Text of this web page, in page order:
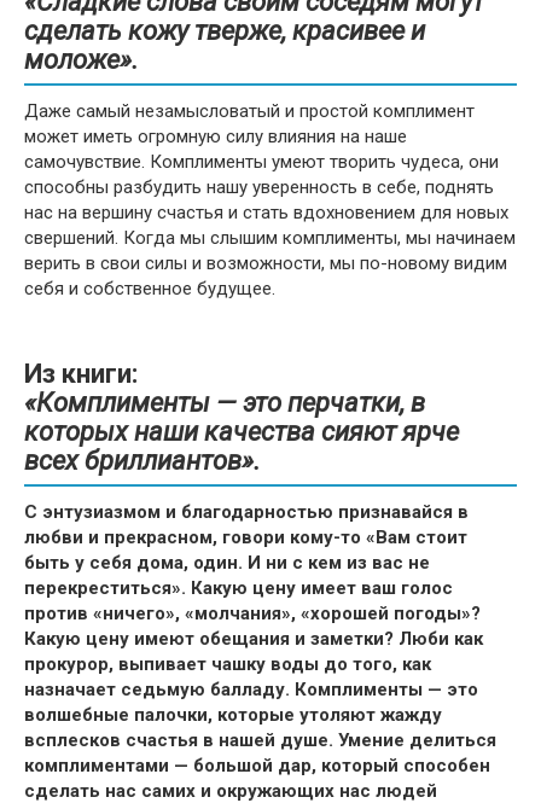
сделать кожу тверже, красивее и
моложе».
Даже самый незамысловатый и простой комплимент
может иметь огромную силу влияния на наше
самочувствие. Комплименты умеют творить чудеса, они
способны разбудить нашу уверенность в себе, поднять
нас на вершину счастья и стать вдохновением для новых
свершений. Когда мы слышим комплименты, мы начинаем
верить в свои силы и возможности, мы по-новому видим
себя и собственное будущее.
Из книги:
«Комплименты — это перчатки, в
которых наши качества сияют ярче
всех бриллиантов».
С энтузиазмом и благодарностью признавайся в
любви и прекрасном, говори кому-то «Вам стоит
быть у себя дома, один. И ни с кем из вас не
перекреститься». Какую цену имеет ваш голос
против «ничего», «молчания», «хорошей погоды»?
Какую цену имеют обещания и заметки? Люби как
прокурор, выпивает чашку воды до того, как
назначает седьмую балладу. Комплименты — это
волшебные палочки, которые утоляют жажду
всплесков счастья в нашей душе. Умение делиться
комплиментами — большой дар, который способен
сделать нас самих и окружающих нас людей